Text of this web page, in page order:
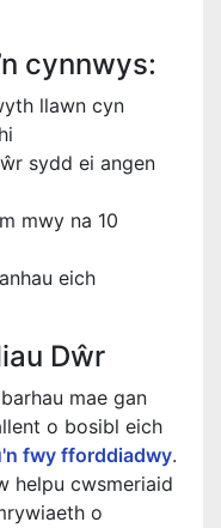
cynnwys:
llawn cyn
sydd ei angen
mwy na 10
eich
Dŵr
mae gan
o bosibl eich
fwy fforddiadwy.
helpu cwsmeriaid
o